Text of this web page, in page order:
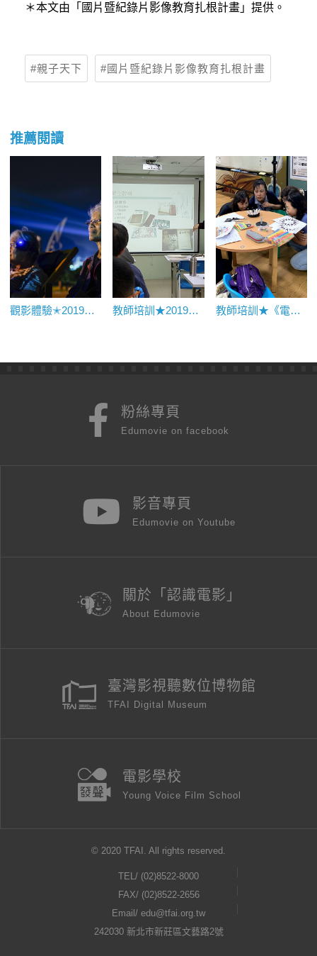
＊本文由「國片暨紀錄片影像教育扎根計畫」提供。
親子天下 國片暨紀錄片影像教育扎根計畫
推薦閱讀
觀影體驗✭2019《我是一片雲》映後座談｜花蓮靜浦部落 教師培訓★2019中區師資培訓課程紀錄專文 教師培訓★《電影開麥拉》繪本工作坊
粉絲專頁
Edumovie on facebook
影音專頁
Edumovie on Youtube
關於「認識電影」
About Edumovie
臺灣影視聽數位博物館
TFAI Digital Museum
電影學校
Young Voice Film School
© 2020 TFAI. All rights reserved.
TEL/ (02)8522-8000
FAX/ (02)8522-2656
Email/ edu@tfai.org.tw
242030 新北市新莊區文藝路2號